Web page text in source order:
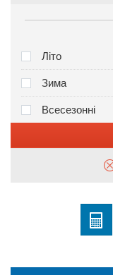
Літо
Зима
Всесезонні